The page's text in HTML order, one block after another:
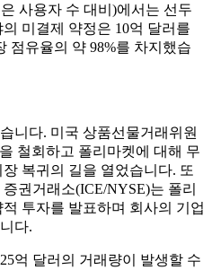
사용자 수 대비)에서는 선두
미결제 약정은 10억 달러를
점유율의 약 98%를 차지했습
니다. 미국 상품선물거래위원
철회하고 폴리마켓에 대해 무
복귀의 길을 열었습니다. 또
권거래소(ICE/NYSE)는 폴리
투자를 발표하며 회사의 기업
다.
억 달러의 거래량이 발생할 수